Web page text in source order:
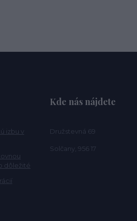
izbu v
dôležité
Kde nás nájdete
Družstevná 69
Solčany, 956 17